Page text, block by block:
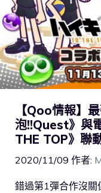
【Qoo情報】
泡!!Quest》與
THE TOP》聯
2020/11/09 作者:
錯過第1彈合作沒關